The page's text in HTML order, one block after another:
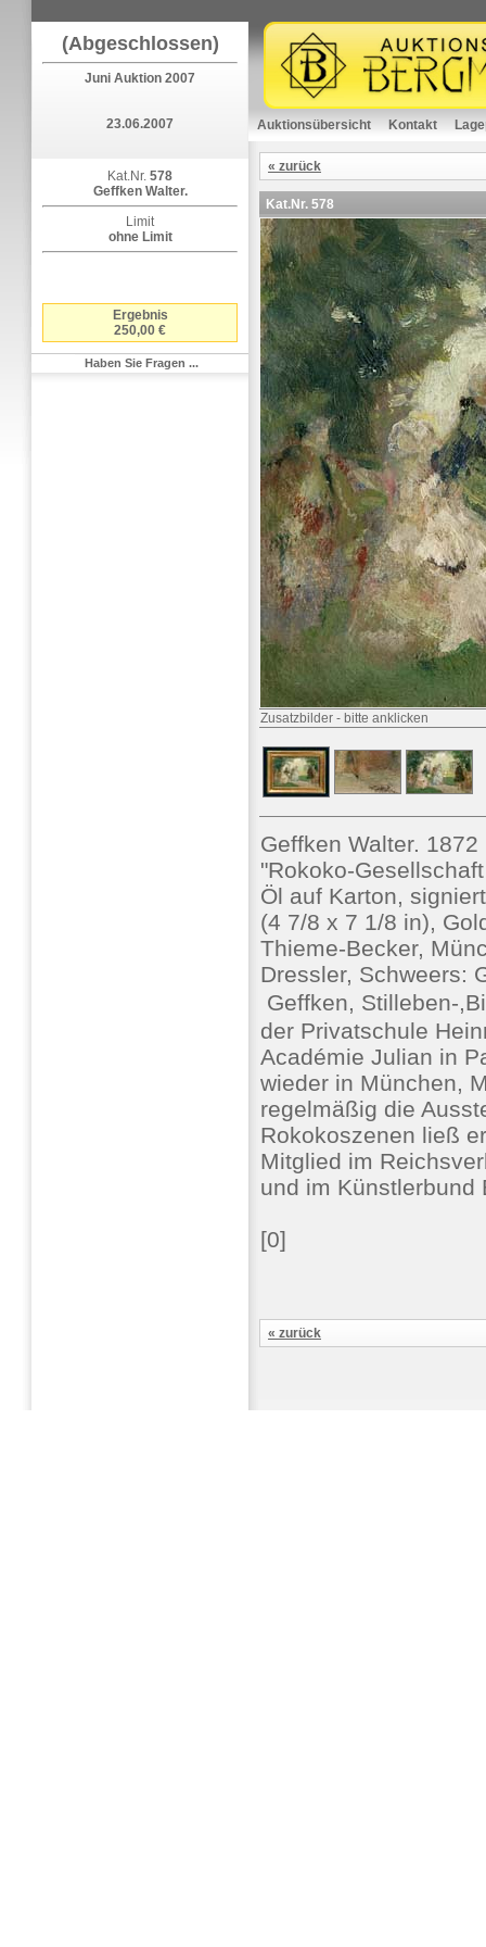
(Abgeschlossen)
Juni Auktion 2007
23.06.2007
Kat.Nr. 578
Geffken Walter.
Limit
ohne Limit
Ergebnis
250,00 €
Haben Sie Fragen ...
Auktionsübersicht Kontakt
« zurück
Kat.Nr. 578
Zusatzbilder - bitte anklicken
Geffken Walter.
"Rokoko-
Öl auf Karton,
(4 7/8 x 7 1/8 in),
Thieme-Becker,
Dressler, Schweers:
Geffken, Stilleben-
der Privatschule
Académie Julian in
wieder in München,
regelmäßig die
Rokokoszenen ließ
Mitglied im
und im Künstlerbund
[0]
« zurück